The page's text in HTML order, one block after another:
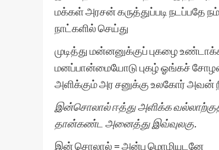
மக்கள் அரசன் கருத்துப்படி நடப்பதே
நாட்களில் செய்து
முடித்து மன்னனுக்குப் புகழை
மனப்பான்மையோடு புகழ் ஓங்கச்
அளிக்கும் அர சனுக்கு உலகோர் அவன்
இன்சொலால் ஈத்து அளிக்க
தான்கண்ட அனைத்து இவ்வுலகு.
இன் சொலால் = அன்பு மொழியுடனே